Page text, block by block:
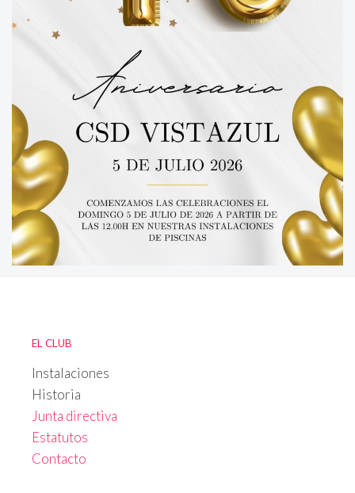
EL CLUB
Instalaciones
Historia
Junta directiva
Estatutos
Contacto